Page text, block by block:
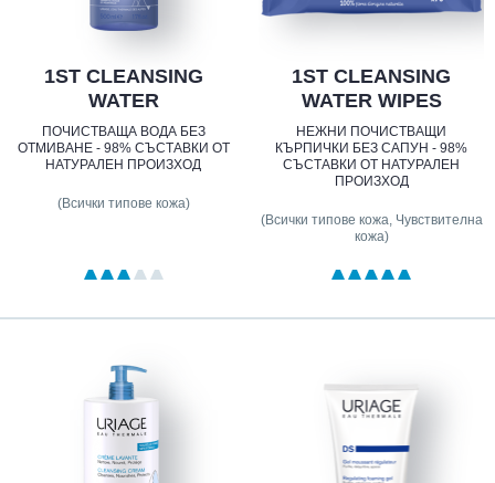
1ST CLEANSING
WATER
ПОЧИСТВАЩА ВОДА БЕЗ
ОТМИВАНЕ - 98% СЪСТАВКИ ОТ
НАТУРАЛЕН ПРОИЗХОД
(Всички типове кожа)
1ST CLEANSING
WATER WIPES
НЕЖНИ ПОЧИСТВАЩИ
КЪРПИЧКИ БЕЗ САПУН - 98%
СЪСТАВКИ ОТ НАТУРАЛЕН
ПРОИЗХОД
(Всички типове кожа, Чувствителна
кожа)